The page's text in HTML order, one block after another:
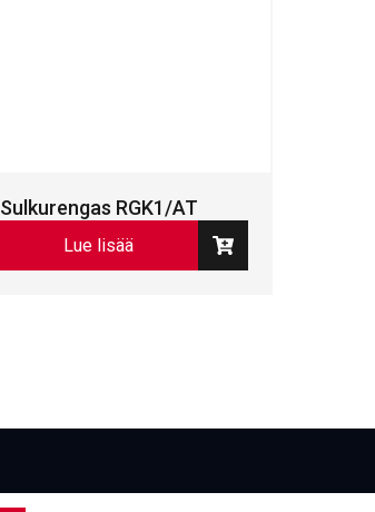
Sulkurengas RGK1/AT
Lue lisää